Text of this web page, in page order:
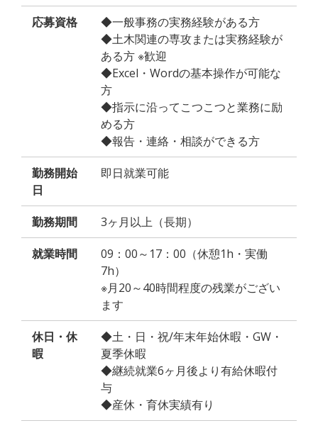
応募資格
◆一般事務の実務経験がある方
◆土木関連の専攻または実務経験が
ある方 ※歓迎
◆Excel・Wordの基本操作が可能な
方
◆指示に沿ってこつこつと業務に励
める方
◆報告・連絡・相談ができる方
勤務開始
日
即日就業可能
勤務期間 3ヶ月以上（長期）
就業時間
09：00～17：00（休憩1h・実働
7h）
※月20～40時間程度の残業がござい
ます
休日・休
暇
◆土・日・祝/年末年始休暇・GW・
夏季休暇
◆継続就業6ヶ月後より有給休暇付
与
◆産休・育休実績有り